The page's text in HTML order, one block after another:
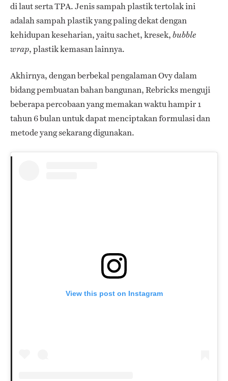
di laut serta TPA. Jenis sampah plastik tertolak ini
adalah sampah plastik yang paling dekat dengan
kehidupan keseharian, yaitu sachet, kresek, bubble
wrap, plastik kemasan lainnya.
Akhirnya, dengan berbekal pengalaman Ovy dalam
bidang pembuatan bahan bangunan, Rebricks menguji
beberapa percobaan yang memakan waktu hampir 1
tahun 6 bulan untuk dapat menciptakan formulasi dan
metode yang sekarang digunakan.
View this post on Instagram